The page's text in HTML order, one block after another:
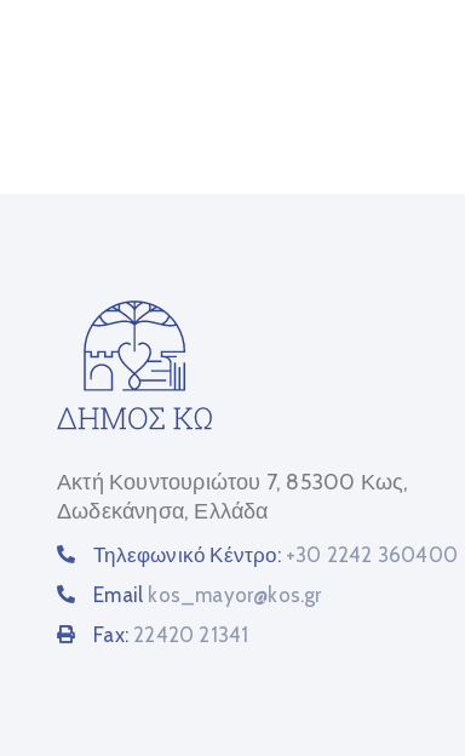
Ακτή Κουντουριώτου 7, 85300 Κως,
Δωδεκάνησα, Ελλάδα
Τηλεφωνικό Κέντρο: +30 2242 360400
Email kos_mayor@kos.gr
Fax: 22420 21341